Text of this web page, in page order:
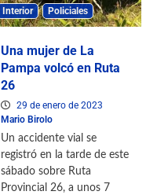
Interior Policiales
Una mujer de La
Pampa volcó en Ruta
26
29 de enero de 2023
Mario Birolo
Un accidente vial se
registró en la tarde de este
sábado sobre Ruta
Provincial 26, a unos 7